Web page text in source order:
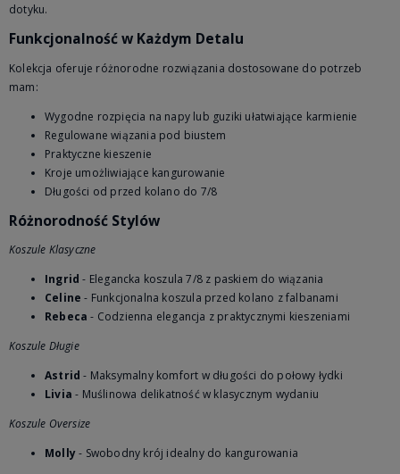
dotyku.
Funkcjonalność w Każdym Detalu
Kolekcja oferuje różnorodne rozwiązania dostosowane do potrzeb
mam:
Wygodne rozpięcia na napy lub guziki ułatwiające karmienie
Regulowane wiązania pod biustem
Praktyczne kieszenie
Kroje umożliwiające kangurowanie
Długości od przed kolano do 7/8
Różnorodność Stylów
Koszule Klasyczne
Ingrid - Elegancka koszula 7/8 z paskiem do wiązania
Celine - Funkcjonalna koszula przed kolano z falbanami
Rebeca - Codzienna elegancja z praktycznymi kieszeniami
Koszule Długie
Astrid - Maksymalny komfort w długości do połowy łydki
Livia - Muślinowa delikatność w klasycznym wydaniu
Koszule Oversize
Molly- Swobodny krój idealny do kangurowania